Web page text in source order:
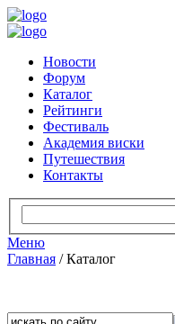
Новости
Форум
Каталог
Рейтинги
Фестиваль
Академия виски
Путешествия
Контакты
Меню
Главная /Каталог